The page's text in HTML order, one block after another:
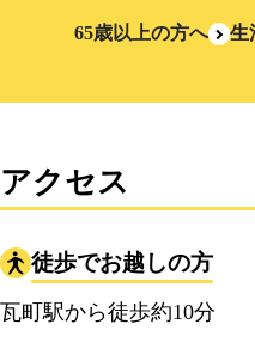
65歳以上の方へ 生
アクセス
徒歩でお越しの方
瓦町駅から徒歩約10分